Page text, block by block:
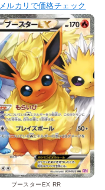
メルカリで価格チェック
ブースターEX RR